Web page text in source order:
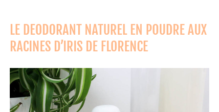
LE DEODORANT NATUREL EN POUDRE AUX
RACINES D’IRIS DE FLORENCE